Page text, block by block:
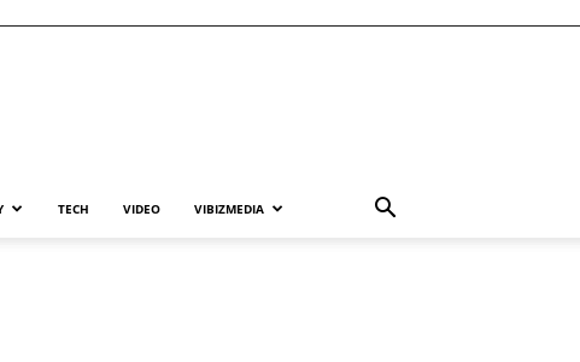
TECH VIDEO VIBIZMEDIA